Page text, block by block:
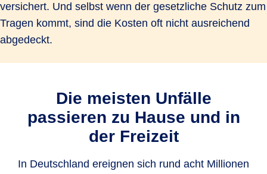
versichert. Und selbst wenn der gesetzliche Schutz zum
Tragen kommt, sind die Kosten oft nicht ausreichend
abgedeckt.
Die meisten Unfälle
passieren zu Hause und in
der Freizeit
In Deutschland ereignen sich rund acht Millionen